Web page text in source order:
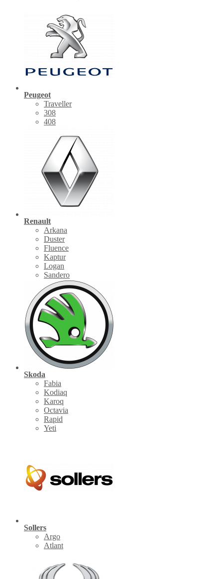
Peugeot
Traveller
308
408
Renault
Arkana
Duster
Fluence
Kaptur
Logan
Sandero
Skoda
Fabia
Kodiaq
Karoq
Octavia
Rapid
Yeti
Sollers
Argo
Atlant